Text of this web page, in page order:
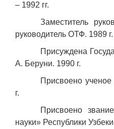
– 1992 гг.
Заместитель
руководитель ОТФ. 1989 г.
Присуждена
А. Беруни. 1990 г.
Присвоено
г.
Присвоено
науки» Республики